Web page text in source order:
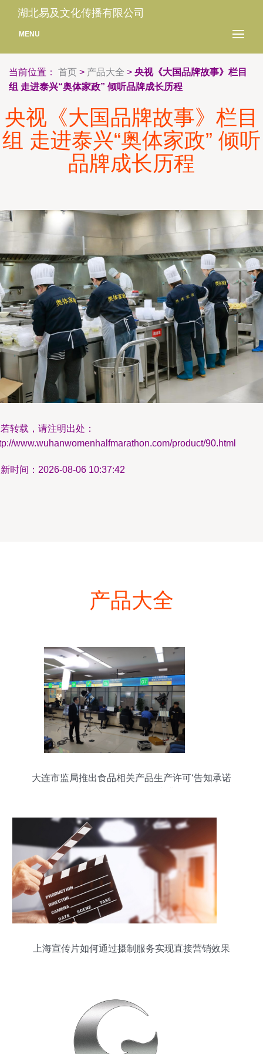
湖北易及文化传播有限公司
MENU
当前位置： 首页 > 产品大全 > 央视《大国品牌故事》栏目
组 走进泰兴“奥体家政” 倾听品牌成长历程
央视《大国品牌故事》栏目
组 走进泰兴“奥体家政” 倾听
品牌成长历程
转载，请注明出处：
www.wuhanwomenhalfmarathon.com/product/90.html
时间：2026-08-06 10:37:42
产品大全
大连市监局推出食品相关产品生产许可‘告知承诺
上海宣传片如何通过摄制服务实现直接营销效果